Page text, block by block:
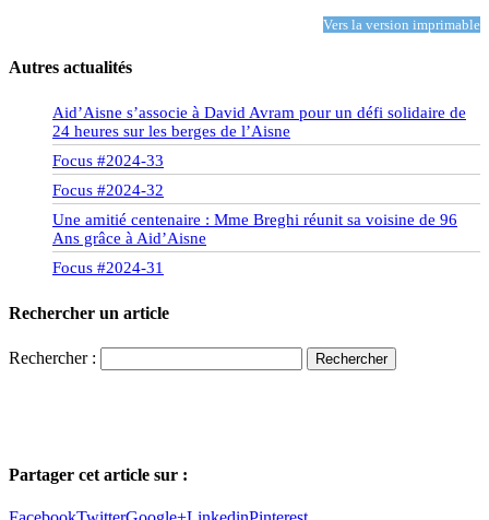
Vers la version imprimable
Autres actualités
Aid’Aisne s’associe à David Avram pour un défi solidaire de
24 heures sur les berges de l’Aisne
Focus #2024-33
Focus #2024-32
Une amitié centenaire : Mme Breghi réunit sa voisine de 96
Ans grâce à Aid’Aisne
Focus #2024-31
Rechercher un article
Rechercher :
Partager cet article sur :